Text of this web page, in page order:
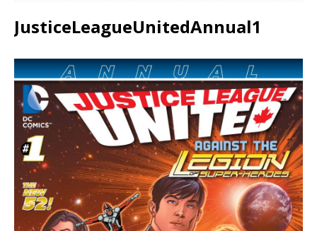
JusticeLeagueUnitedAnnual1